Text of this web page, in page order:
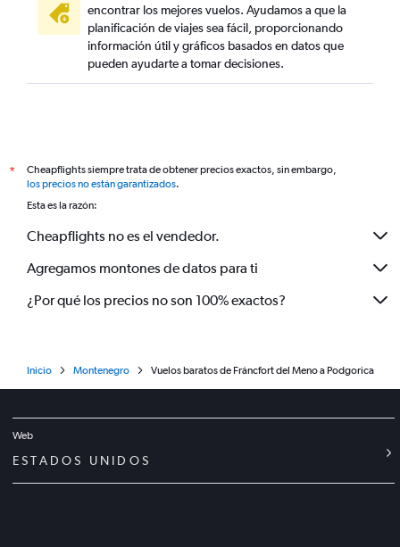
encontrar los mejores vuelos. Ayudamos a que la
planificación de viajes sea fácil, proporcionando
información útil y gráficos basados en datos que
pueden ayudarte a tomar decisiones.
*
Cheapflights siempre trata de obtener precios exactos, sin embargo,
los precios no están garantizados.
Esta es la razón:
Cheapflights no es el vendedor.
Agregamos montones de datos para ti
¿Por qué los precios no son 100% exactos?
Inicio Montenegro Vuelos baratos de Fráncfort del Meno a Podgorica
Web
ESTADOS UNIDOS